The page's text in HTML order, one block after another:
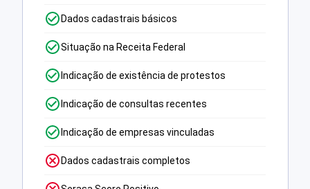
Dados cadastrais básicos
Situação na Receita Federal
Indicação de existência de protestos
Indicação de consultas recentes
Indicação de empresas vinculadas
Dados cadastrais completos